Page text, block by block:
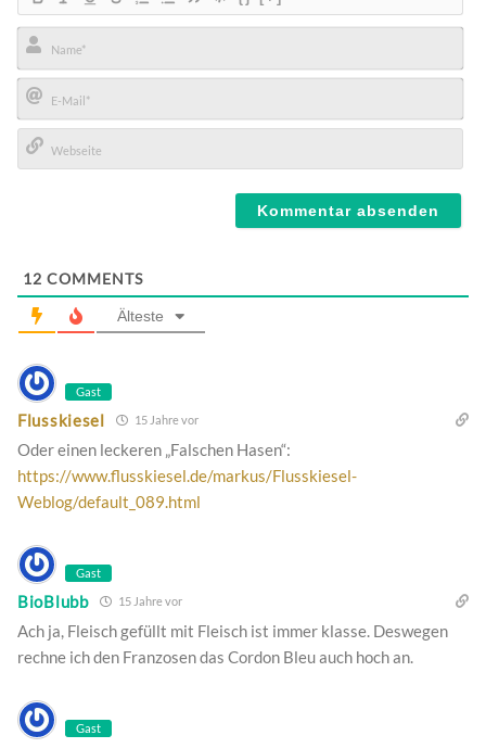
Name*
E-
Mail*
12 COMMENTS
Älteste
Gast
Flusskiesel 15 Jahre vor
Oder einen leckeren „Falschen Hasen“:
https://www.flusskiesel.de/markus/Flusskiesel-
Weblog/default_089.html
Gast
BioBlubb 15 Jahre vor
Ach ja, Fleisch gefüllt mit Fleisch ist immer klasse. Deswegen
rechne ich den Franzosen das Cordon Bleu auch hoch an.
Gast